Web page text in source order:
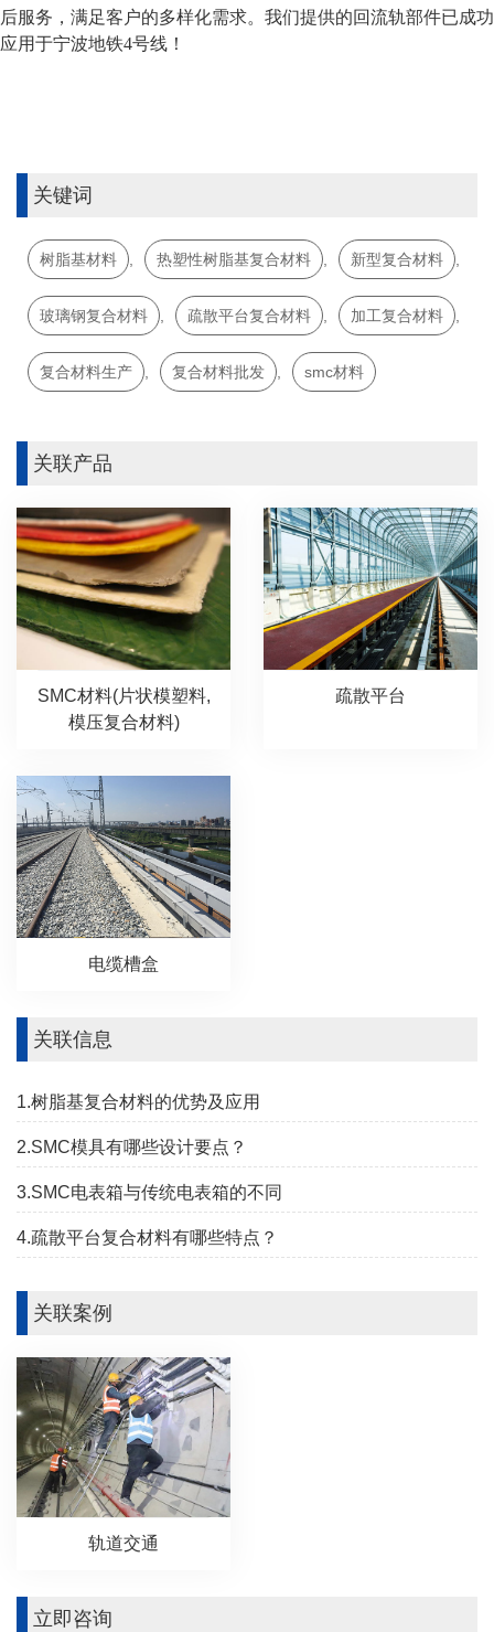
后服务，满足客户的多样化需求。我们提供的回流轨部件已成功
应用于宁波地铁4号线！
关键词
树脂基材料 热塑性树脂基复合材料 新型复合材料
玻璃钢复合材料 疏散平台复合材料 加工复合材料
复合材料生产 复合材料批发 smc材料
关联产品
SMC材料(片状模塑料,
模压复合材料)
疏散平台
电缆槽盒
关联信息
1.树脂基复合材料的优势及应用
2.SMC模具有哪些设计要点？
3.SMC电表箱与传统电表箱的不同
4.疏散平台复合材料有哪些特点？
关联案例
轨道交通
立即咨询